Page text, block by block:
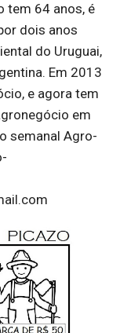
tem 64 anos, é
dois anos
do Uruguai,
Em 2013
e agora tem
em
semanal Agro-